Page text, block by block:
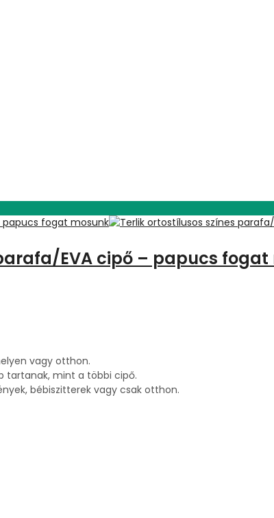
EVA cipő – papucs fogat
vagy otthon.
tartanak, mint a többi cipő.
bébiszitterek vagy csak otthon.